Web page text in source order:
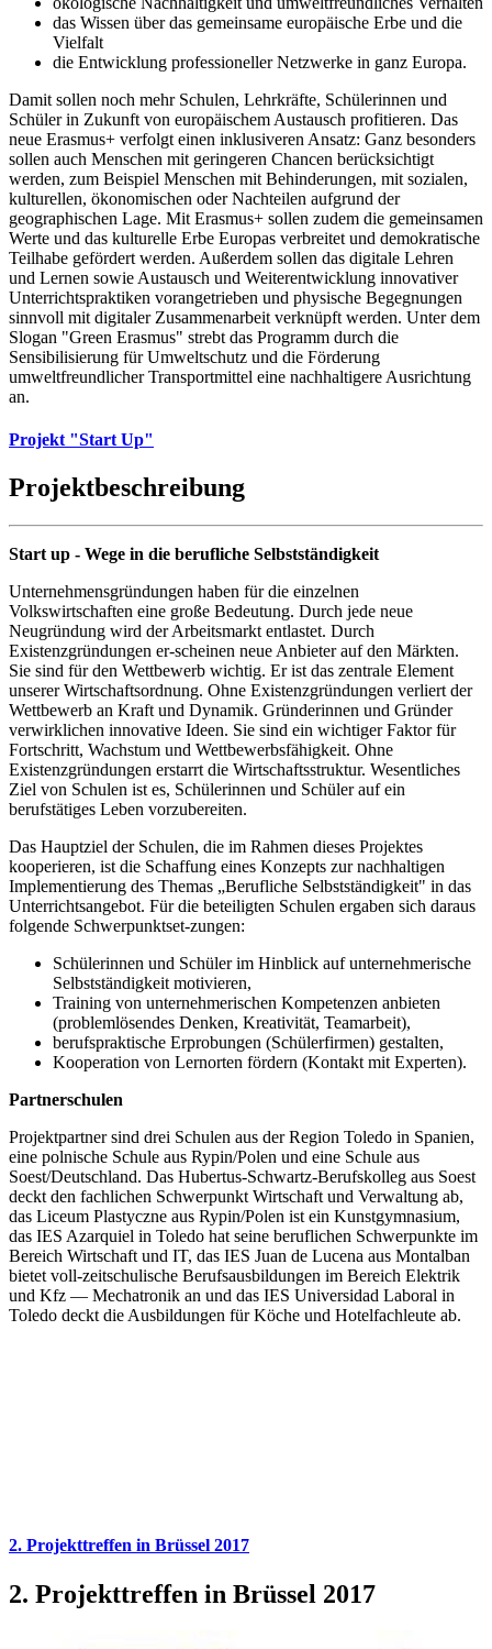
das Wissen über das gemeinsame europäische Erbe und die
Vielfalt
die Entwicklung professioneller Netzwerke in ganz Europa.
Damit sollen noch mehr Schulen, Lehrkräfte, Schülerinnen und
Schüler in Zukunft von europäischem Austausch profitieren. Das
neue Erasmus+ verfolgt einen inklusiveren Ansatz: Ganz besonders
sollen auch Menschen mit geringeren Chancen berücksichtigt
werden, zum Beispiel Menschen mit Behinderungen, mit sozialen,
kulturellen, ökonomischen oder Nachteilen aufgrund der
geographischen Lage. Mit Erasmus+ sollen zudem die gemeinsamen
Werte und das kulturelle Erbe Europas verbreitet und demokratische
Teilhabe gefördert werden. Außerdem sollen das digitale Lehren
und Lernen sowie Austausch und Weiterentwicklung innovativer
Unterrichtspraktiken vorangetrieben und physische Begegnungen
sinnvoll mit digitaler Zusammenarbeit verknüpft werden. Unter dem
Slogan "Green Erasmus" strebt das Programm durch die
Sensibilisierung für Umweltschutz und die Förderung
umweltfreundlicher Transportmittel eine nachhaltigere Ausrichtung
an.
Projekt "Start Up"
Projektbeschreibung
Start up - Wege in die berufliche Selbstständigkeit
Unternehmensgründungen haben für die einzelnen
Volkswirtschaften eine große Bedeutung. Durch jede neue
Neugründung wird der Arbeitsmarkt entlastet. Durch
Existenzgründungen er-scheinen neue Anbieter auf den Märkten.
Sie sind für den Wettbewerb wichtig. Er ist das zentrale Element
unserer Wirtschaftsordnung. Ohne Existenzgründungen verliert der
Wettbewerb an Kraft und Dynamik. Gründerinnen und Gründer
verwirklichen innovative Ideen. Sie sind ein wichtiger Faktor für
Fortschritt, Wachstum und Wettbewerbsfähigkeit. Ohne
Existenzgründungen erstarrt die Wirtschaftsstruktur. Wesentliches
Ziel von Schulen ist es, Schülerinnen und Schüler auf ein
berufstätiges Leben vorzubereiten.
Das Hauptziel der Schulen, die im Rahmen dieses Projektes
kooperieren, ist die Schaffung eines Konzepts zur nachhaltigen
Implementierung des Themas „Berufliche Selbstständigkeit" in das
Unterrichtsangebot. Für die beteiligten Schulen ergaben sich daraus
folgende Schwerpunktset-zungen:
Schülerinnen und Schüler im Hinblick auf unternehmerische
Selbstständigkeit motivieren,
Training von unternehmerischen Kompetenzen anbieten
(problemlösendes Denken, Kreativität, Teamarbeit),
berufspraktische Erprobungen (Schülerfirmen) gestalten,
Kooperation von Lernorten fördern (Kontakt mit Experten).
Partnerschulen
Projektpartner sind drei Schulen aus der Region Toledo in Spanien,
eine polnische Schule aus Rypin/Polen und eine Schule aus
Soest/Deutschland. Das Hubertus-Schwartz-Berufskolleg aus Soest
deckt den fachlichen Schwerpunkt Wirtschaft und Verwaltung ab,
das Liceum Plastyczne aus Rypin/Polen ist ein Kunstgymnasium,
das IES Azarquiel in Toledo hat seine beruflichen Schwerpunkte im
Bereich Wirtschaft und IT, das IES Juan de Lucena aus Montalban
bietet voll-zeitschulische Berufsausbildungen im Bereich Elektrik
und Kfz — Mechatronik an und das IES Universidad Laboral in
Toledo deckt die Ausbildungen für Köche und Hotelfachleute ab.
2. Projekttreffen in Brüssel 2017
2. Projekttreffen in Brüssel 2017